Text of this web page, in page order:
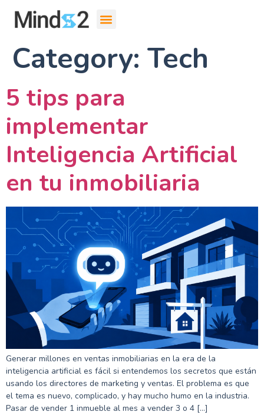
Category: Tech
5 tips para
implementar
Inteligencia Artificial
en tu inmobiliaria
Generar millones en ventas inmobiliarias en la era de la
inteligencia artificial es fácil si entendemos los secretos que están
usando los directores de marketing y ventas. El problema es que
el tema es nuevo, complicado, y hay mucho humo en la industria.
Pasar de vender 1 inmueble al mes a vender 3 o 4 […]